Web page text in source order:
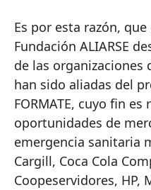
Es por esta razón, que
Fundación ALIARSE
de las organizaciones
han sido aliadas del
FORMATE, cuyo fin
oportunidades de
emergencia sanitaria
Cargill, Coca Cola
Coopeservidores, HP,